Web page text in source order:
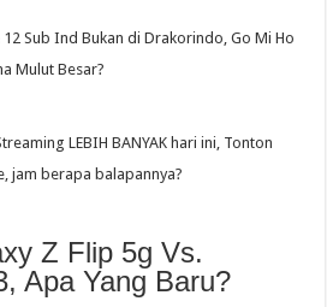
Sub Ind Bukan di Drakorindo, Go Mi Ho
Mulut Besar?
LEBIH BANYAK hari ini, Tonton
jam berapa balapannya?
Z Flip 5g Vs.
Apa Yang Baru?